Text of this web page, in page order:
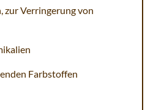
zur Verringerung von
Farbstoffen